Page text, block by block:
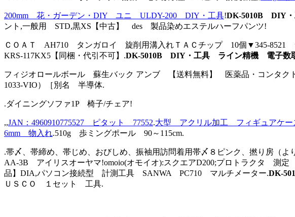
200mm 花・ガーデン・DIY ユニ ULDY-200 DIY・工具!DK-5010B DIY
ント,一般用 STD,黒XS【中古】 des 製品染めエステルハーフパンツ!
ＣＯＡＴ AH710 タンガロイ 旋削用溝入れＴＡＣチップ 10個▼345-8521 シ
KRS-117KX5【同梱・代引不可】.DK-5010B DIY・工具 ライン精機 電子
フィジオロールボール 蘇生バック アンブ 【送料無料】 医薬品・コンタク
1033-VIO）［別名 半導体.
.ダイニングソファ1P 椅子/チェア!
,,JAN：4960910775527 ピタット 77552.大型 アクリル加工 フィギュアケ
6mm 物入れ.510g 歩ミングポール 90～115cm.
.帯〆、帯締め、帯じめ、おびしめ、振袖用訪問着用帯〆８ピンク、撚り房
AA-3B アイリスオーヤマ!omoio(オモイオ):スクエアD200;プロトラクタ
品】DIA,パソコン接続型 計測工具 SANWA PC710 マルチメーター.DK-
ＵＳＣＯ １セット 工具.